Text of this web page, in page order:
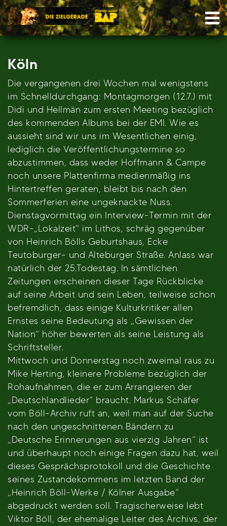
Skip
to
content
Köln
Die vergangenen drei Wochen mal wenigstens
im Schnelldurchgang: Montagmorgen (12.7.) mit
Didi und Hellmän zum ersten Meeting bezüglich
des kommenden Albums bei der EMI. Wie es
aussieht sind wir uns im Wesentlichen einig,
lediglich die Veröffentlichungstermine so
abzustimmen, dass weder Hoffmann & Campe
noch unsere Plattenfirma medienmäßig ins
Hintertreffen geraten, bleibt bis nach den
Sommerferien eine ungeknackte Nuss.
Dienstagvormittag ein Interview-Termin mit der
WDR-„Lokalzeit“ im Lithos, schräg gegenüber
von Heinrich Bölls Geburtshaus, Ecke
Teutoburger- und Alteburger Straße. Anlass war
natürlich der 25.Todestag. In sämtlichen
Zeitungen erscheinen dieser Tage Rückblicke
auf seine Arbeit und sein Leben, teilweise schon
befremdlich, dass einige Kulturkritiker allen
Ernstes seine Bedeutung als „Gewissen der
Nation“ höher bewerten als seine Leistung als
Schriftsteller.
Mittwoch und Donnerstag noch zweimal raus zu
Mike Herting, kleinere Probleme bezüglich der
Rohaufnahmen, die er zum Arrangieren der
„Deutschlandlieder“ braucht. Markus Schäfer
vom Böll-Archiv ruft an, weil man auf der Suche
nach den ungeschnittenen Bändern zu
„Deutsche Erinnerungen aus vierzig Jahren“ ist
und überhaupt noch einige Fragen dazu hat, weil
dieses Gesprächsprotokoll und die Geschichte
seines Zustandekommens im letzten Band der
„Heinrich Böll-Werke / Kölner Ausgabe“
abgedruckt werden soll. Tragischerweise lebt
Viktor Böll, der ehemalige Leiter des Archivs, der